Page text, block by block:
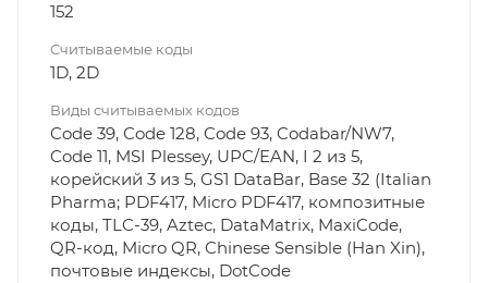
152
Считываемые коды
1D, 2D
Виды считываемых кодов
Code 39, Code 128, Code 93, Codabar/NW7,
Code 11, MSI Plessey, UPC/EAN, I 2 из 5,
корейский 3 из 5, GS1 DataBar, Base 32 (Italian
Pharma; PDF417, Micro PDF417, композитные
коды, TLC-39, Aztec, DataMatrix, MaxiCode,
QR-код, Micro QR, Chinese Sensible (Han Xin),
почтовые индексы, DotCode